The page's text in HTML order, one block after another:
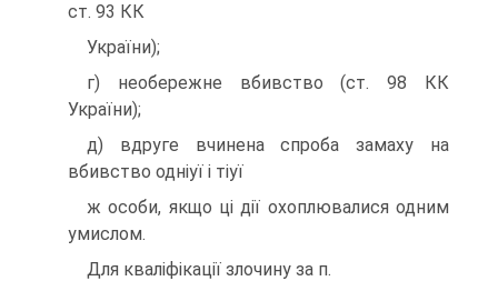
ст. 93 КК
України);
г) необережне вбивство (ст. 98 КК
України);
д) вдруге вчинена спроба замаху на
вбивство однiуї i тiуї
ж особи, якщо цi дiї охоплювалися одним
умислом.
Для квалiфiкацiї злочину за п.